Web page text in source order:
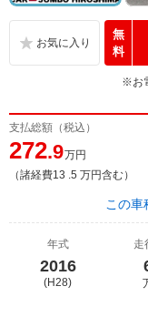
無
料
※お
支払総額（税込）
272.9万円
（諸経費13 .5 万円含む）
この車
年式
2016
(H28)
走